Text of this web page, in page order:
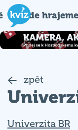
Kde hrajeme
zpět
Univerzita BR